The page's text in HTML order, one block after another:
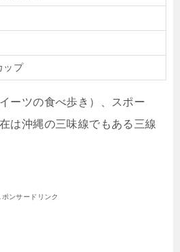
ップ
ーツの食べ歩き）、スポー
は沖縄の三味線でもある三線
ポンサードリンク